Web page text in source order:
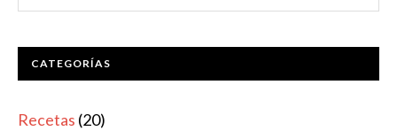
CATEGORÍAS
Recetas (20)